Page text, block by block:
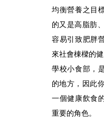
均衡營養之目
的又是高脂肪
容易引致肥胖
來社會棟樑的
學校小食部，
的地方，因此
一個健康飲食
重要的角色。